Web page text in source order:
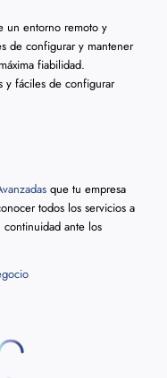
un entorno remoto y
de configurar y mantener
fiabilidad.
y fáciles de configurar
que tu empresa
todos los servicios a
ante los